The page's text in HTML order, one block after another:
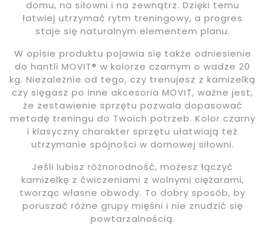
domu, na siłowni i na zewnątrz. Dzięki temu
łatwiej utrzymać rytm treningowy, a progres
staje się naturalnym elementem planu.
W opisie produktu pojawia się także odniesienie
do hantli MOVIT® w kolorze czarnym o wadze 20
kg. Niezależnie od tego, czy trenujesz z kamizelką
czy sięgasz po inne akcesoria MOVIT, ważne jest,
że zestawienie sprzętu pozwala dopasować
metodę treningu do Twoich potrzeb. Kolor czarny
i klasyczny charakter sprzętu ułatwiają też
utrzymanie spójności w domowej siłowni.
Jeśli lubisz różnorodność, możesz łączyć
kamizelkę z ćwiczeniami z wolnymi ciężarami,
tworząc własne obwody. To dobry sposób, by
poruszać różne grupy mięśni i nie znudzić się
powtarzalnością.